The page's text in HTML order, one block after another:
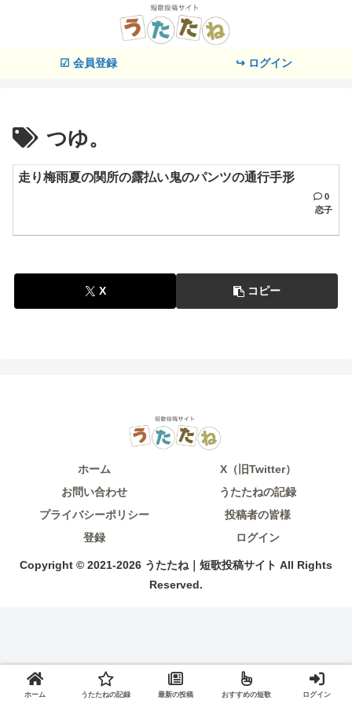
☑ 会員登録 ↪ ログイン
つゆ。
走り梅雨夏の関所の露払い鬼のパンツの通行手形
0
恋子
X コピー
ホーム
X（旧Twitter）
お問い合わせ
うたたねの記録
プライバシーポリシー
投稿者の皆様
登録
ログイン
Copyright © 2021-2026 うたたね｜短歌投稿サイト All Rights
Reserved.
ホーム うたたねの記録 最新の投稿 おすすめの短歌 ログイン